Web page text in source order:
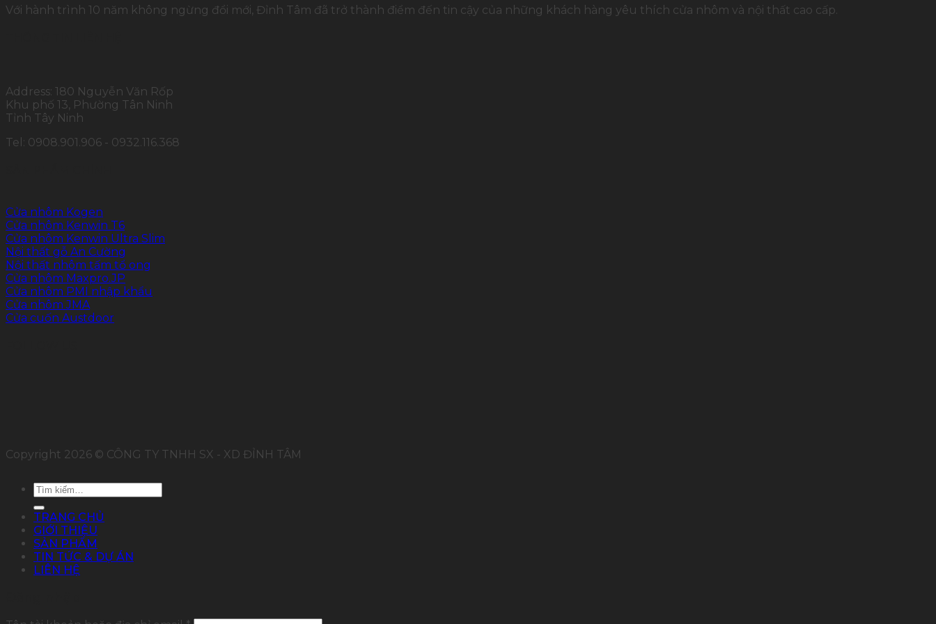
Với hành trình 10 năm không ngừng đổi mới, Đỉnh Tâm đã trở thành điểm đến tin cậy của những khách hàng yêu thích cửa nhôm và nội thất cao cấp.
Address: 180 Nguyễn Văn Rốp
Khu phố 13, Phường Tân Ninh
Tỉnh Tây Ninh
Tel: 0908.901.906 - 0932.116.368
Cửa nhôm Kogen
Cửa nhôm Kenwin T6
Cửa nhôm Kenwin Ultra Slim
Nội thất gỗ An Cường
Nội thất nhôm tấm tổ ong
Cửa nhôm Maxpro.JP
Cửa nhôm PMI nhập khẩu
Cửa nhôm JMA
Cửa cuốn Austdoor
Copyright 2026 © CÔNG TY TNHH SX - XD ĐỈNH TÂM
Tìm
kiếm:
TRANG CHỦ
GIỚI THIỆU
SẢN PHẨM
TIN TỨC & DỰ ÁN
LIÊN HỆ